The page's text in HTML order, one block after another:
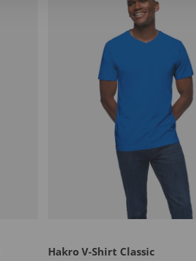
Hakro V-Shirt Classic